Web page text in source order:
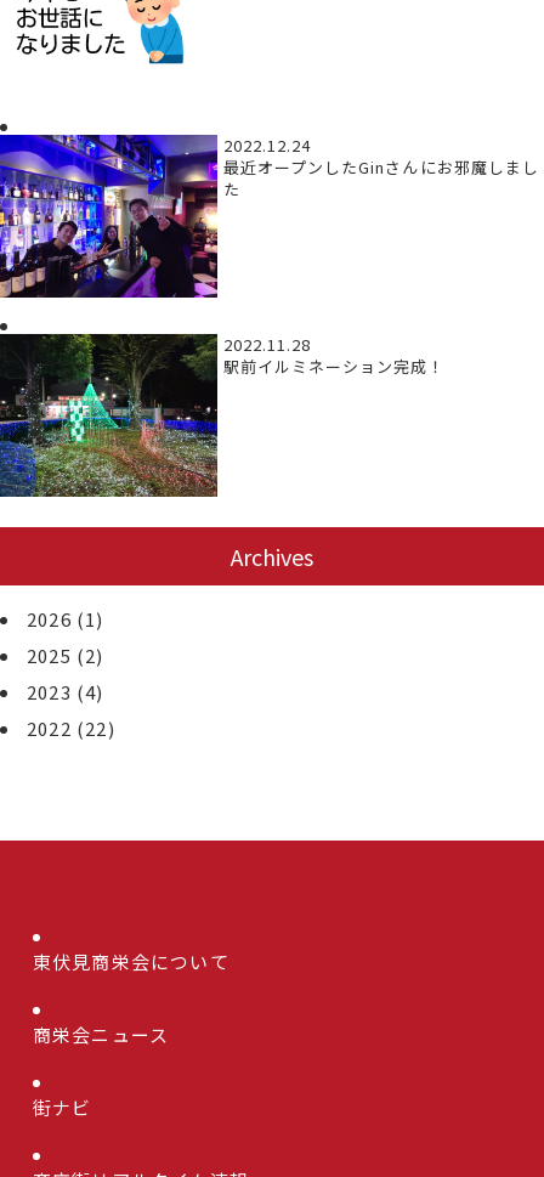
2022.12.24
最近オープンしたGinさんにお邪魔しまし
た
2022.11.28
駅前イルミネーション完成！
Archives
2026 (1)
2025 (2)
2023 (4)
2022 (22)
東伏見商栄会について
商栄会ニュース
街ナビ